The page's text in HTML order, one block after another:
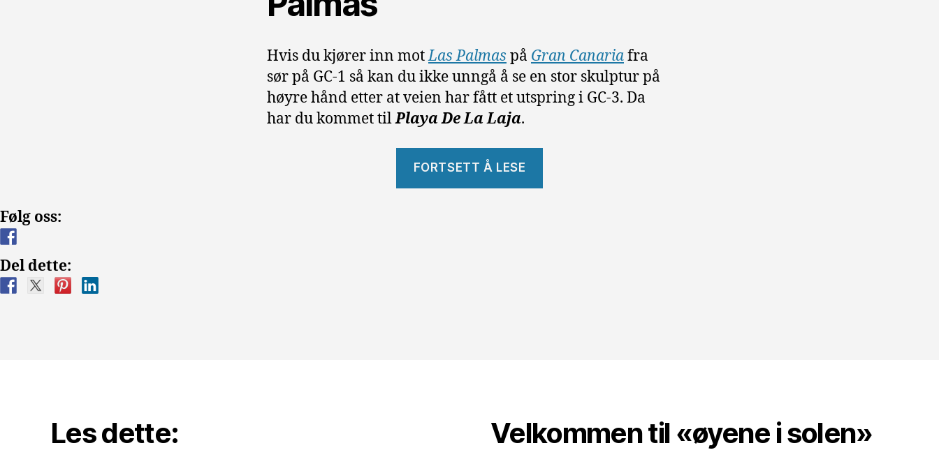
Hvis du kjører inn motLas Palmas på Gran Canariafra
sør på GC-1 så kan du ikke unngå å se en stor skulptur på
høyre hånd etter at veien har fått et utspring i GC-3. Da
har du kommet tilPlaya De La Laja.
FORTSETT Å LESE
Følg oss:
Del dette:
Les dette: Velkommen til «øyene i solen»